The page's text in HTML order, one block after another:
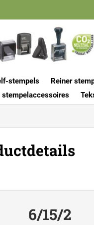
stempels Reiner
6/15/2